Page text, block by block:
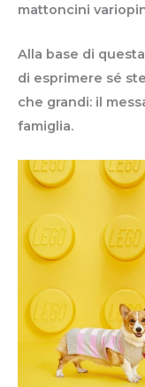
mattoncini
Alla base di
di esprimere sé
che grandi: il
famiglia.